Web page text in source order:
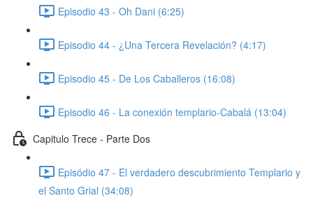
Episodio 43 - Oh Dani (6:25)
Episodio 44 - ¿Una Tercera Revelación? (4:17)
Episodio 45 - De Los Caballeros (16:08)
Episodio 46 - La conexión templario-Cabalá (13:04)
Capitulo Trece - Parte Dos
Episódio 47 - El verdadero descubrimiento Templario y
el Santo Grial (34:08)